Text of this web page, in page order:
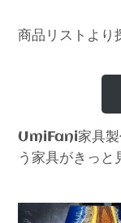
商品リストより
UmiFani家具
う家具がきっと